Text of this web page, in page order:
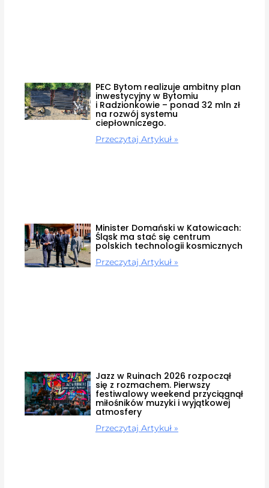
PEC Bytom realizuje ambitny plan
inwestycyjny w Bytomiu
i Radzionkowie – ponad 32 mln zł
na rozwój systemu
ciepłowniczego.
Przeczytaj Artykuł »
Minister Domański w Katowicach:
Śląsk ma stać się centrum
polskich technologii kosmicznych
Przeczytaj Artykuł »
Jazz w Ruinach 2026 rozpoczął
się z rozmachem. Pierwszy
festiwalowy weekend przyciągnął
miłośników muzyki i wyjątkowej
atmosfery
Przeczytaj Artykuł »